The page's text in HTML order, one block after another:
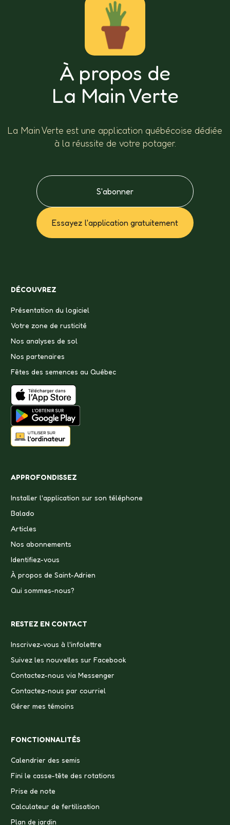
À propos de
La Main Verte
La Main Verte est une application québécoise dédiée
à la réussite de votre potager.
S'abonner
Essayez l'application gratuitement
DÉCOUVREZ
Présentation du logiciel
Votre zone de rusticité
Nos analyses de sol
Nos partenaires
Fêtes des semences au Québec
APPROFONDISSEZ
Installer l'application sur son téléphone
Balado
Articles
Nos abonnements
Identifiez-vous
À propos de Saint-Adrien
Qui sommes-nous?
RESTEZ EN CONTACT
Inscrivez-vous à l'infolettre
Suivez les nouvelles sur Facebook
Contactez-nous via Messenger
Contactez-nous par courriel
Gérer mes témoins
FONCTIONNALITÉS
Calendrier des semis
Fini le casse-tête des rotations
Prise de note
Calculateur de fertilisation
Plan de jardin